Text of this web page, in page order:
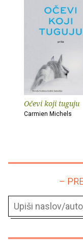
Očevi koji tuguju
Carmien Michels
–